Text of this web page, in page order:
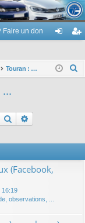
Touran
Faire un don
ne nr
Touran : phares, feux, éclairages, ...
c
Rechercher
(Facebook,
16:19
observations, ...